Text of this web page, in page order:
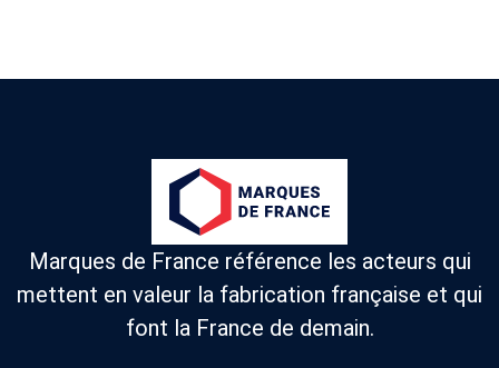
Marques de France référence les acteurs qui
mettent en valeur la fabrication française et qui
font la France de demain.